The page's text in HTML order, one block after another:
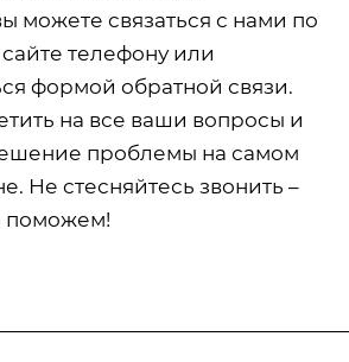
можете связаться с нами по
телефону или
формой обратной связи.
на все ваши вопросы и
проблемы на самом
Не стесняйтесь звонить –
поможем!